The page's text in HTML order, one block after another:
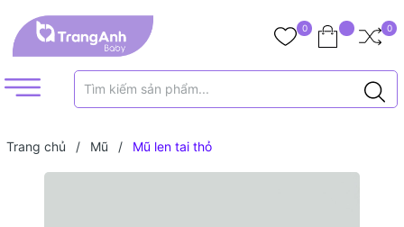
0 0
Trang chủ / Mũ / Mũ len tai thỏ